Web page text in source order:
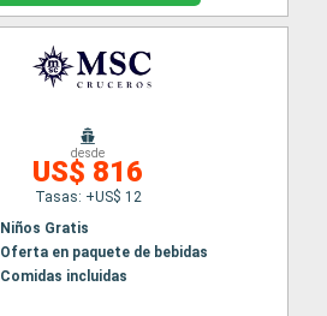
desde
US$ 816
Tasas: +US$ 12
Niños Gratis
Oferta en paquete de bebidas
Comidas incluidas